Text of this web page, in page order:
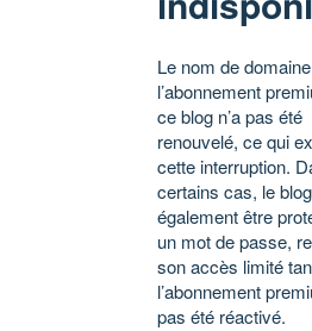
Le nom de
l’abonnement
ce blog n’a pas été
renouvelé, ce qui
cette interruption.
certains cas, le
également être
un mot de passe,
son accès limité
l’abonnement
pas été réactivé.